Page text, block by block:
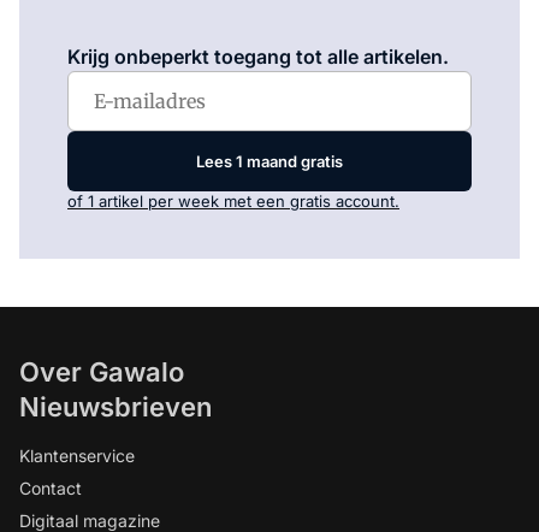
Krijg onbeperkt toegang tot alle artikelen.
Lees 1 maand gratis
of 1 artikel per week met een gratis account.
Over Gawalo
Nieuwsbrieven
Klantenservice
Contact
Digitaal magazine